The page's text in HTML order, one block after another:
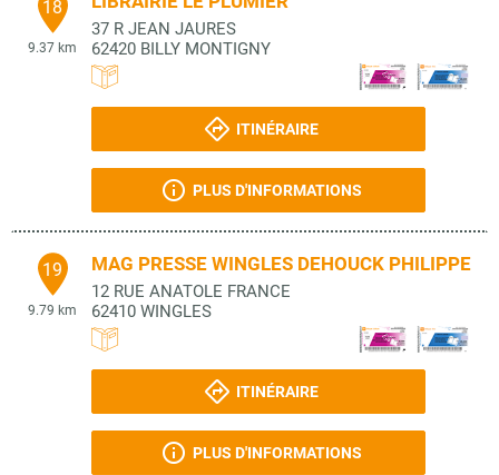
18
9.37 km
37 R JEAN JAURES
62420 BILLY MONTIGNY
ITINÉRAIRE
PLUS D'INFORMATIONS
19
9.79 km
MAG PRESSE WINGLES DEHOUCK PHILIPPE
12 RUE ANATOLE FRANCE
62410 WINGLES
ITINÉRAIRE
PLUS D'INFORMATIONS